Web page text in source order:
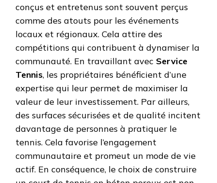
conçus et entretenus sont souvent perçus
comme des atouts pour les événements
locaux et régionaux. Cela attire des
compétitions qui contribuent à dynamiser la
communauté. En travaillant avec Service
Tennis, les propriétaires bénéficient d’une
expertise qui leur permet de maximiser la
valeur de leur investissement. Par ailleurs,
des surfaces sécurisées et de qualité incitent
davantage de personnes à pratiquer le
tennis. Cela favorise l’engagement
communautaire et promeut un mode de vie
actif. En conséquence, le choix de construire